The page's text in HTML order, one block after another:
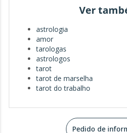
ferramentas poderosas para nos
nosso interior e com o universo,
orientação para os momentos
Ver
astrologia
amor
tarologas
astrologos
tarot
tarot de marselha
tarot do trabalho
Pedido de